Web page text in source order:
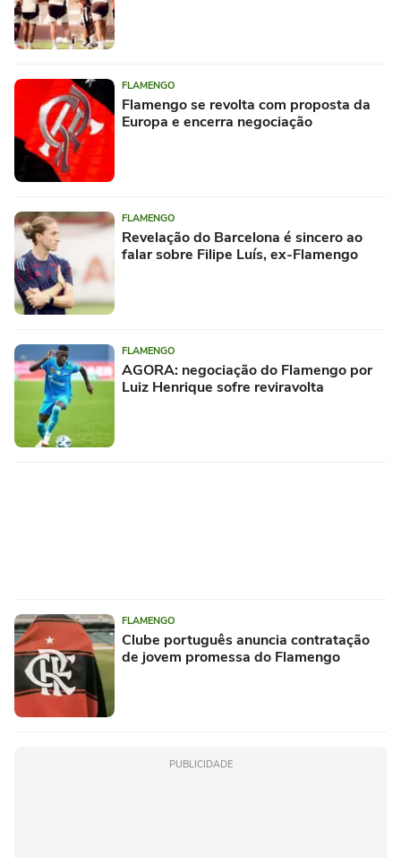
FLAMENGO
Flamengo se revolta com proposta da
Europa e encerra negociação
FLAMENGO
Revelação do Barcelona é sincero ao
falar sobre Filipe Luís, ex-Flamengo
FLAMENGO
AGORA: negociação do Flamengo por
Luiz Henrique sofre reviravolta
FLAMENGO
Clube português anuncia contratação
de jovem promessa do Flamengo
PUBLICIDADE